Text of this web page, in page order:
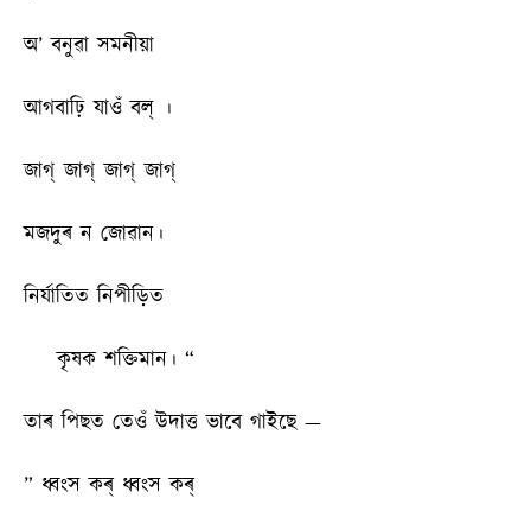
অ’ বনুৱা সমনীয়া
আগবাঢ়ি যাওঁ বল্ ।
জাগ্ জাগ্ জাগ্ জাগ্
মজদুৰ ন জোৱান।
নিৰ্যাতিত নিপীড়িত
কৃষক শক্তিমান। “
তাৰ পিছত তেওঁ উদাত্ত ভাবে গাইছে —
” ধ্বংস কৰ্ ধ্বংস কৰ্